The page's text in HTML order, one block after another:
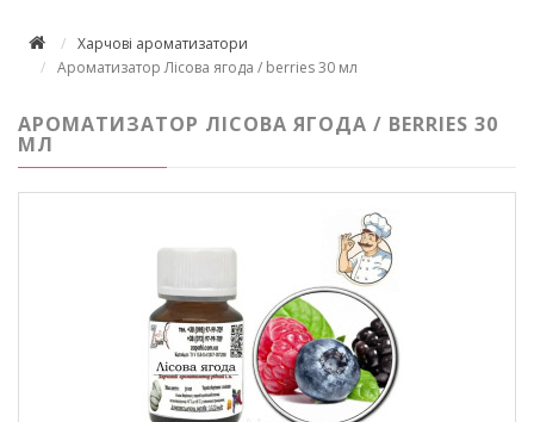
Харчові ароматизатори
Ароматизатор Лісова ягода / berries 30 мл
АРОМАТИЗАТОР ЛІСОВА ЯГОДА / BERRIES 30
МЛ